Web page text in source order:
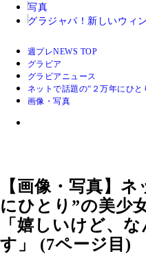
写真
グラジャパ！ 新しいウィ
週プレNEWS TOP
グラビア
グラビアニュース
ネットで話題の“２万年にひ
画像・写真
【画像・写真】
にひとり”の美少
「嬉しいけど、
す」 (7ページ目)